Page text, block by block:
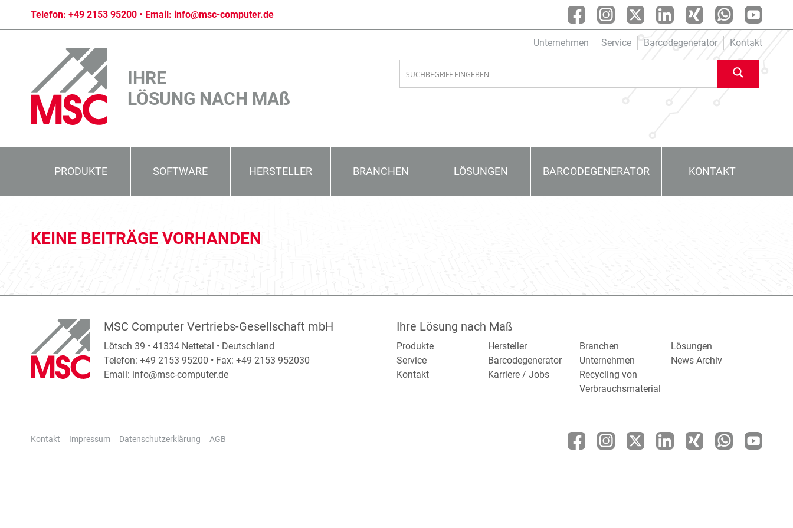
Telefon: +49 2153 95200 • Email: info@msc-computer.de
Unternehmen Service Barcodegenerator Kontakt
IHRE
LÖSUNG NACH MAß
PRODUKTE SOFTWARE HERSTELLER BRANCHEN LÖSUNGEN BARCODEGENERATOR KONTAKT
KEINE BEITRÄGE VORHANDEN
MSC Computer Vertriebs-Gesellschaft mbH
Lötsch 39 • 41334 Nettetal • Deutschland
Telefon: +49 2153 95200 • Fax: +49 2153 952030
Email: info@msc-computer.de
Ihre Lösung nach Maß
Produkte Hersteller Branchen
Lösungen
Service
Barcodegenerator Unternehmen
News Archiv
Kontakt
Karriere / Jobs
Recycling von
Verbrauchsmaterial
Kontakt Impressum Datenschutzerklärung AGB